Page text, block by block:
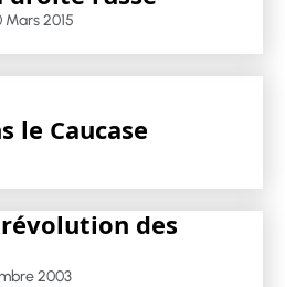
Mars 2015
le Caucase
des
2003